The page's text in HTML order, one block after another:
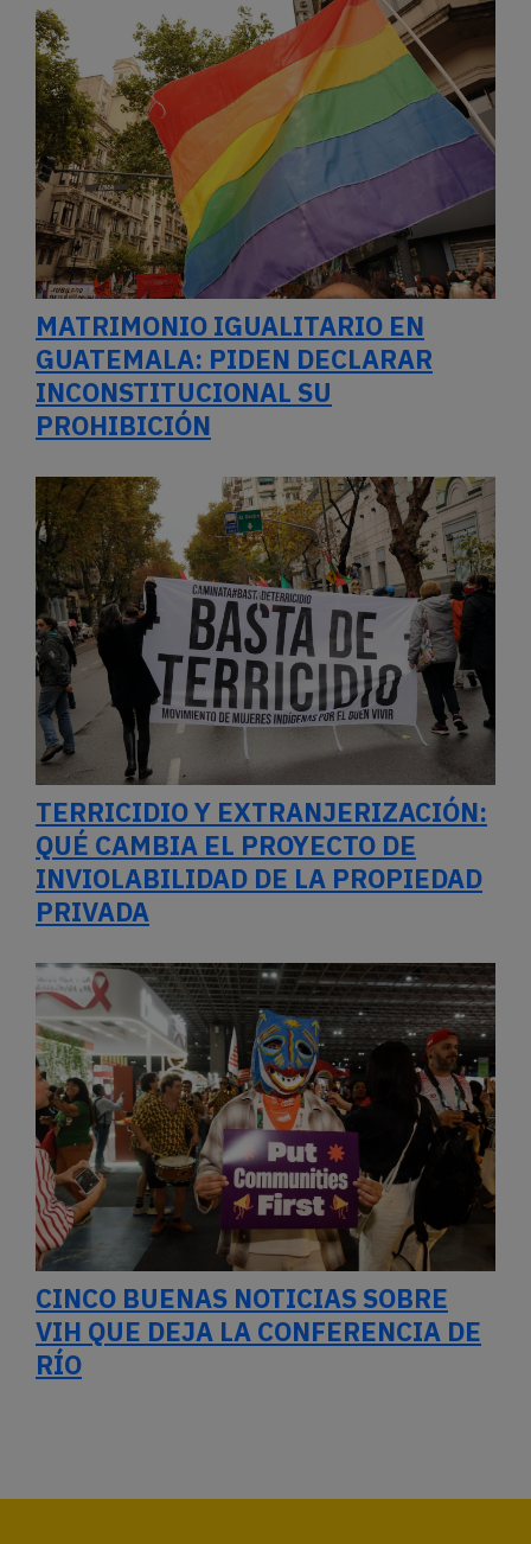
MATRIMONIO IGUALITARIO EN
GUATEMALA: PIDEN DECLARAR
INCONSTITUCIONAL SU
PROHIBICIÓN
TERRICIDIO Y EXTRANJERIZACIÓN:
QUÉ CAMBIA EL PROYECTO DE
INVIOLABILIDAD DE LA PROPIEDAD
PRIVADA
CINCO BUENAS NOTICIAS SOBRE
VIH QUE DEJA LA CONFERENCIA DE
RÍO